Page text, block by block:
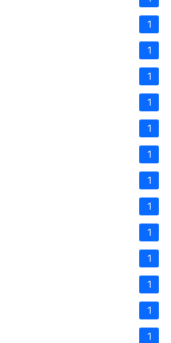
1
1
1
1
1
1
1
1
1
1
1
1
1